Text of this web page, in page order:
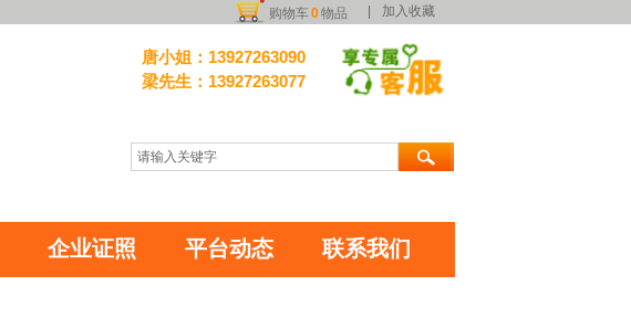
购物车0物品 加入收藏
企业证照 平台动态 联系我们
唐小姐：13927263090
梁先生： 13927263077